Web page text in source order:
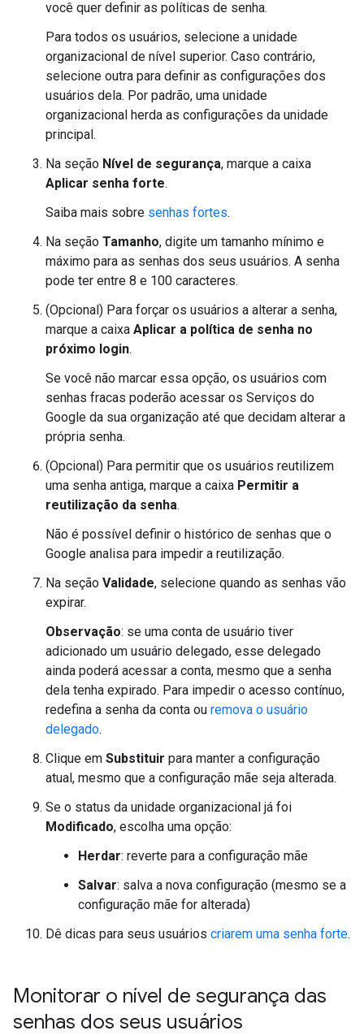
você quer definir as políticas de senha.
Para todos os usuários, selecione a unidade
organizacional de nível superior. Caso contrário,
selecione outra para definir as configurações dos
usuários dela. Por padrão, uma unidade
organizacional herda as configurações da unidade
principal.
Na seção Nível de segurança, marque a caixa
Aplicar senha forte.
Saiba mais sobre senhas fortes.
Na seção Tamanho, digite um tamanho mínimo e
máximo para as senhas dos seus usuários. A senha
pode ter entre 8 e 100 caracteres.
(Opcional) Para forçar os usuários a alterar a senha,
marque a caixa Aplicar a política de senha no
próximo login.
Se você não marcar essa opção, os usuários com
senhas fracas poderão acessar os Serviços do
Google da sua organização até que decidam alterar a
própria senha.
(Opcional) Para permitir que os usuários reutilizem
uma senha antiga, marque a caixa Permitir a
reutilização da senha.
Não é possível definir o histórico de senhas que o
Google analisa para impedir a reutilização.
Na seção Validade, selecione quando as senhas vão
expirar.
Observação: se uma conta de usuário tiver
adicionado um usuário delegado, esse delegado
ainda poderá acessar a conta, mesmo que a senha
dela tenha expirado. Para impedir o acesso contínuo,
redefina a senha da conta ou remova o usuário
delegado.
Clique em Substituir para manter a configuração
atual, mesmo que a configuração mãe seja alterada.
Se o status da unidade organizacional já foi
Modificado, escolha uma opção:
Herdar: reverte para a configuração mãe
Salvar: salva a nova configuração (mesmo se a
configuração mãe for alterada)
Dê dicas para seus usuários criarem uma senha forte.
Monitorar o nível de segurança das
senhas dos seus usuários